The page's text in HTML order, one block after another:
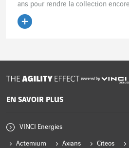
ans pour rendre la collection
powered by
EN SAVOIR PLUS
VINCI Energies
Actemium Axians Citeos